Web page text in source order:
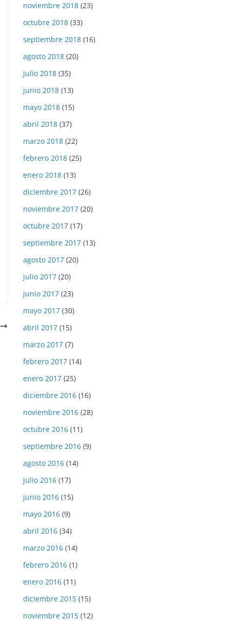
noviembre 2018 (23)
octubre 2018 (33)
septiembre 2018 (16)
agosto 2018 (20)
julio 2018 (35)
junio 2018 (13)
mayo 2018 (15)
abril 2018 (37)
marzo 2018 (22)
febrero 2018 (25)
enero 2018 (13)
diciembre 2017 (26)
noviembre 2017 (20)
octubre 2017 (17)
septiembre 2017 (13)
agosto 2017 (20)
julio 2017 (20)
junio 2017 (23)
mayo 2017 (30)
abril 2017 (15)
marzo 2017 (7)
febrero 2017 (14)
enero 2017 (25)
diciembre 2016 (16)
noviembre 2016 (28)
octubre 2016 (11)
septiembre 2016 (9)
agosto 2016 (14)
julio 2016 (17)
junio 2016 (15)
mayo 2016 (9)
abril 2016 (34)
marzo 2016 (14)
febrero 2016 (1)
enero 2016 (11)
diciembre 2015 (15)
noviembre 2015 (12)